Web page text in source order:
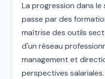
La progression dans
passe par des
maîtrise des outils
d'un réseau
management et
perspectives salariales.